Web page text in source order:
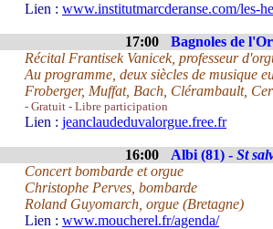
Lien : www.institutmarcderanse.com/les-
17:00 Bagnoles de
Récital Frantisek Vanicek, professeur
Au programme, deux siècles de musique
Froberger, Muffat, Bach, Clérambault,
- Gratuit - Libre participation
Lien : jeanclaudeduvalorgue.free.fr
16:00 Albi (81) - St
Concert bombarde et orgue
Christophe Perves, bombarde
Roland Guyomarch, orgue (Bretagne)
Lien : www.moucherel.fr/agenda/